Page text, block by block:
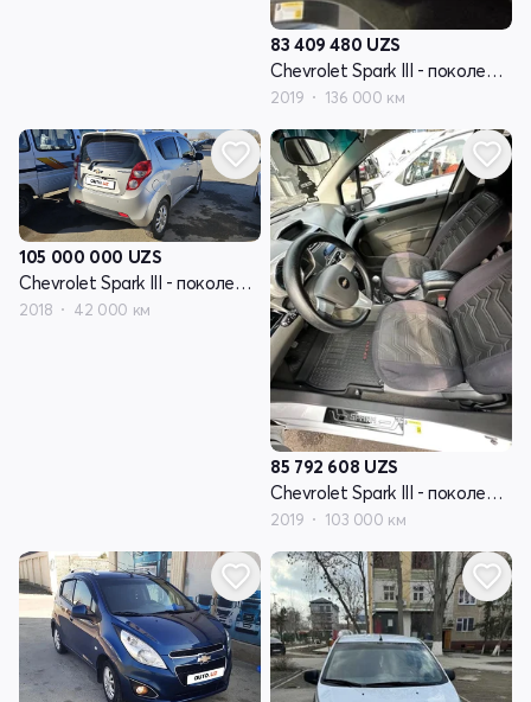
83 409 480 UZS
Chevrolet Spark III - поколение
2019 136 000 км
105 000 000 UZS
Chevrolet Spark III - поколение
2018 42 000 км
85 792 608 UZS
Chevrolet Spark III - поколение
2019 103 000 км